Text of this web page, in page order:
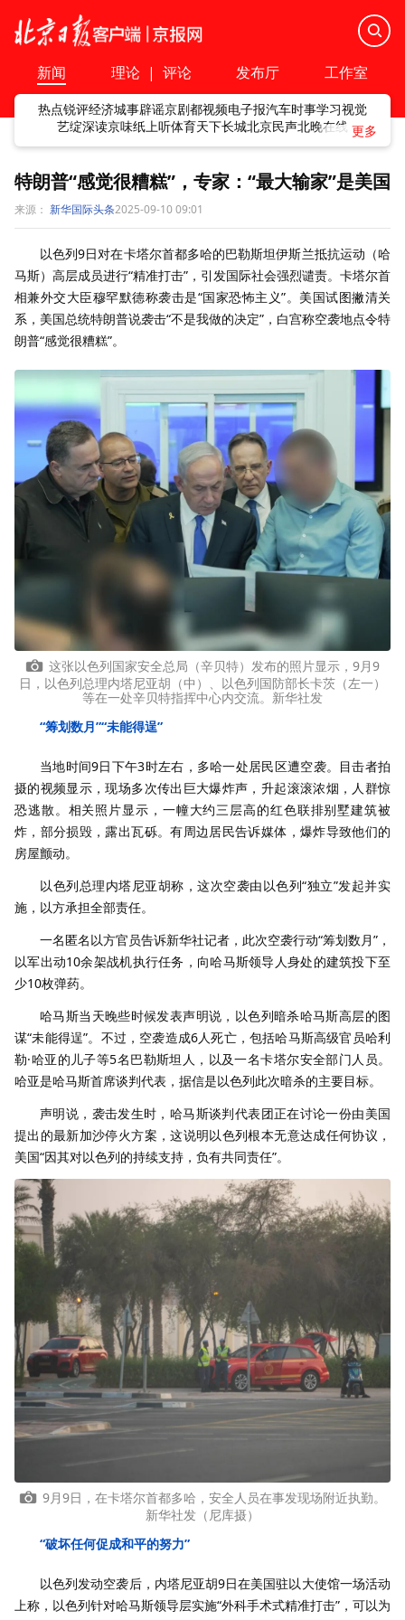
新闻 理论 | 评论 发布厅 工作室
热点锐评经济城事辟谣京剧都视频电子报汽车时事学习视觉
艺绽深读京味纸上听体育天下长城北京民声北晚在线
特朗普“感觉很糟糕”，专家：“最大输家”是美国
来源： 新华国际头条2025-09-10 09:01
以色列9日对在卡塔尔首都多哈的巴勒斯坦伊斯兰抵抗运动（哈
马斯）高层成员进行“精准打击”，引发国际社会强烈谴责。卡塔尔首
相兼外交大臣穆罕默德称袭击是“国家恐怖主义”。美国试图撇清关
系，美国总统特朗普说袭击“不是我做的决定”，白宫称空袭地点令特
朗普“感觉很糟糕”。
这张以色列国家安全总局（辛贝特）发布的照片显示，9月9
日，以色列总理内塔尼亚胡（中）、以色列国防部长卡茨（左一）
等在一处辛贝特指挥中心内交流。新华社发
“筹划数月”“未能得逞”
当地时间9日下午3时左右，多哈一处居民区遭空袭。目击者拍
摄的视频显示，现场多次传出巨大爆炸声，升起滚滚浓烟，人群惊
恐逃散。相关照片显示，一幢大约三层高的红色联排别墅建筑被
炸，部分损毁，露出瓦砾。有周边居民告诉媒体，爆炸导致他们的
房屋颤动。
以色列总理内塔尼亚胡称，这次空袭由以色列“独立”发起并实
施，以方承担全部责任。
一名匿名以方官员告诉新华社记者，此次空袭行动“筹划数月”，
以军出动10余架战机执行任务，向哈马斯领导人身处的建筑投下至
少10枚弹药。
哈马斯当天晚些时候发表声明说，以色列暗杀哈马斯高层的图
谋“未能得逞”。不过，空袭造成6人死亡，包括哈马斯高级官员哈利
勒·哈亚的儿子等5名巴勒斯坦人，以及一名卡塔尔安全部门人员。
哈亚是哈马斯首席谈判代表，据信是以色列此次暗杀的主要目标。
声明说，袭击发生时，哈马斯谈判代表团正在讨论一份由美国
提出的最新加沙停火方案，这说明以色列根本无意达成任何协议，
美国“因其对以色列的持续支持，负有共同责任”。
9月9日，在卡塔尔首都多哈，安全人员在事发现场附近执勤。
新华社发（尼库摄）
“破坏任何促成和平的努力”
以色列发动空袭后，内塔尼亚胡9日在美国驻以大使馆一场活动
上称，以色列针对哈马斯领导层实施“外科手术式精准打击”，可以为